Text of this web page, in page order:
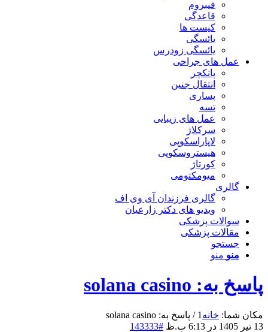
فیبروم
قاعدگی
کیست ها
یائسگی
یائسگی زودرس
عمل های جراحی
پانکچر
انتقال جنین
پساری
تسه
عمل های زیبایی
سرکلاژ
لاپاراسکوپی
هیستروسکوپی
کورتاژ
میومکتومی
گالری
گالری فرزندان آی وی اف
ویدیو های دکتر زارعیان
سوالات پزشکی
مقالات پزشکی
جستجو
منو منو
پاسخ به: solana casino
مکان شما: خانه 1
/ پاسخ به: solana casino
13 تیر 1405 در 6:13 ب.ظ
#143333